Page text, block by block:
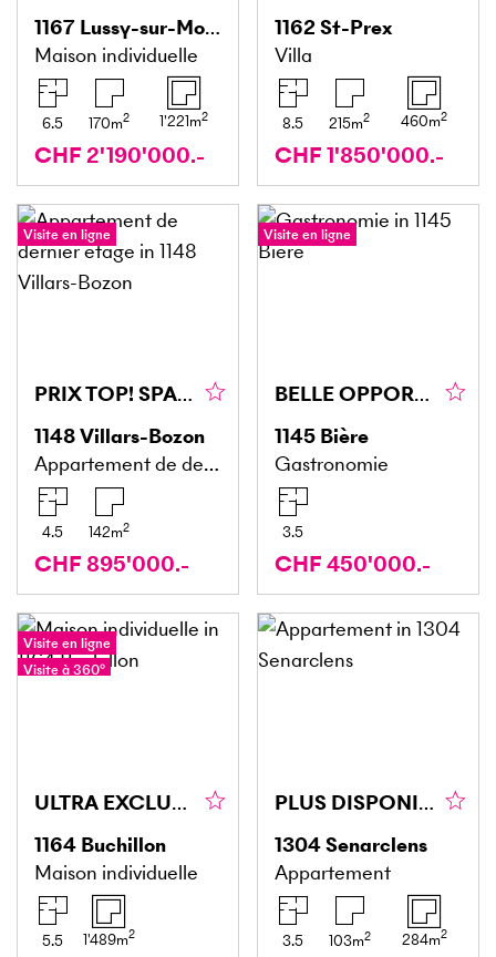
1167 Lussy-sur-Morges
Maison individuelle
6.5 170m2 1'221m2
CHF 2'190'000.-
1162St-Prex
Villa
8.5 215m2 460m2
CHF 1'850'000.-
Visite en ligne
PRIX TOP! SPACIEUX, NEUF ET FAMILIAL
1148Villars-Bozon
Appartement de dernier étage
4.5 142m2
CHF 895'000.-
Visite en ligne
BELLE OPPORTUNITÉ POUR RÉNOVATION OU PROMOTION
1145 Bière
Gastronomie
3.5
CHF 450'000.-
Visite en ligne
Visite à 360°
ULTRA EXCLUSIVE AVEC PLAGE ET PONTON PRIVÉS
1164 Buchillon
Maison individuelle
5.5 1'489m2
PLUS DISPONIBLE
1304Senarclens
Appartement
3.5 103m2 284m2